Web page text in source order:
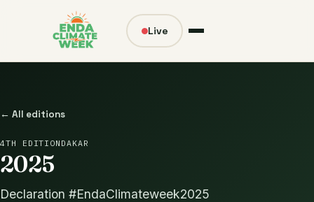
Live
← All editions
4TH EDITION DAKAR
2025
Declaration #EndaClimateweek2025